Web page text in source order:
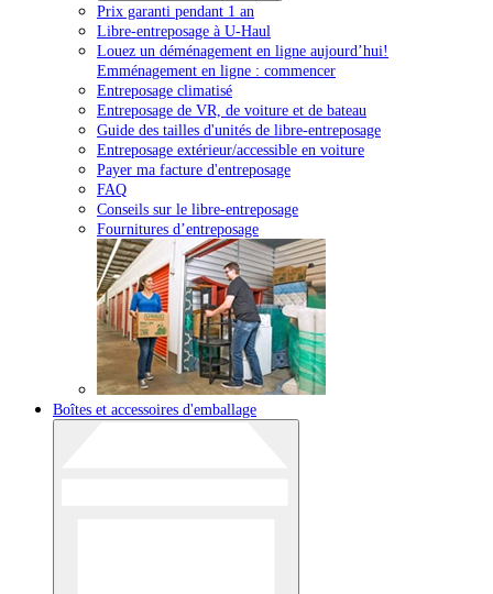
Prix garanti pendant 1 an
Libre-entreposage à U-Haul
Louez un déménagement en ligne aujourd’hui!
Emménagement en ligne : commencer
Entreposage climatisé
Entreposage de VR, de voiture et de bateau
Guide des tailles d'unités de libre-entreposage
Entreposage extérieur/accessible en voiture
Payer ma facture d'entreposage
FAQ
Conseils sur le libre-entreposage
Fournitures d’entreposage
Boîtes et accessoires d'emballage